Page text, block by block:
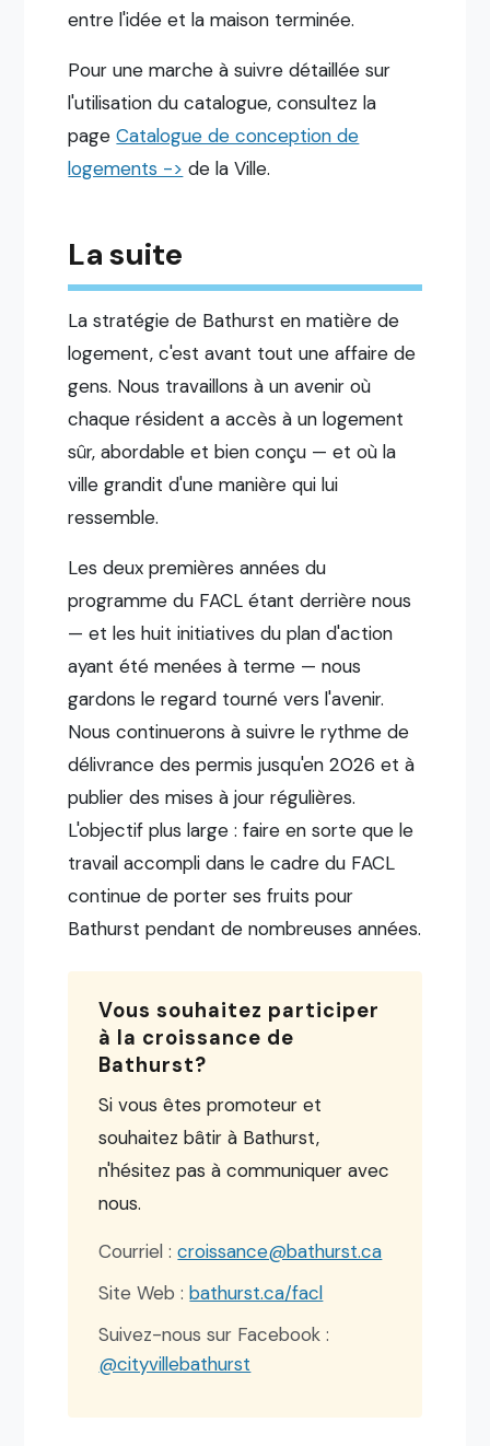
entre l'idée et la maison terminée.
Pour une marche à suivre détaillée sur
l'utilisation du catalogue, consultez la
pageCatalogue de conception de
logements -> de la Ville.
La suite
La stratégie de Bathurst en matière de
logement, c'est avant tout une affaire de
gens. Nous travaillons à un avenir où
chaque résident a accès à un logement
sûr, abordable et bien conçu — et où la
ville grandit d'une manière qui lui
ressemble.
Les deux premières années du
programme du FACL étant derrière nous
— et les huit initiatives du plan d'action
ayant été menées à terme — nous
gardons le regard tourné vers l'avenir.
Nous continuerons à suivre le rythme de
délivrance des permis jusqu'en 2026 et à
publier des mises à jour régulières.
L'objectif plus large : faire en sorte que le
travail accompli dans le cadre du FACL
continue de porter ses fruits pour
Bathurst pendant de nombreuses années.
Vous souhaitez participer
à la croissance de
Bathurst?
Si vous êtes promoteur et
souhaitez bâtir à Bathurst,
n'hésitez pas à communiquer avec
nous.
Courriel :croissance@bathurst.ca
Site Web :bathurst.ca/facl
Suivez-nous sur Facebook :
@cityvillebathurst